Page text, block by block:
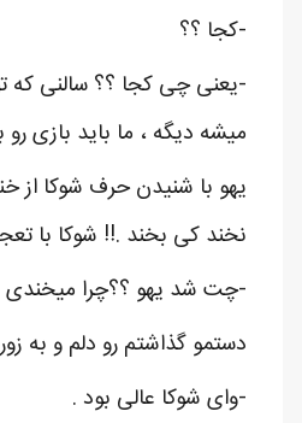
-کجا ؟؟
-یعنی چی کجا ؟؟ سالنی که
میشه دیگه ، ما باید بازی رو
یهو با شنیدن حرف شوکا از
نخند کی بخند .!! شوکا با
-چت شد یهو ؟؟چرا میخندی
دستمو گذاشتم رو دلم و به
-وای شوکا عالی بود .